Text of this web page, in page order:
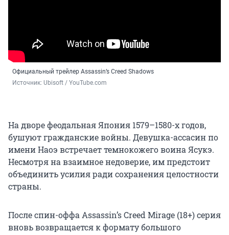
Официальный трейлер Assassin’s Creed Shadows
Источник: Ubisoft / YouTube.com
На дворе феодальная Япония 1579–1580-х годов,
бушуют гражданские войны. Девушка-ассасин по
имени Наоэ встречает темнокожего воина Ясукэ.
Несмотря на взаимное недоверие, им предстоит
объединить усилия ради сохранения целостности
страны.
После спин-оффа Assassin’s Creed Mirage (18+) серия
вновь возвращается к формату большого